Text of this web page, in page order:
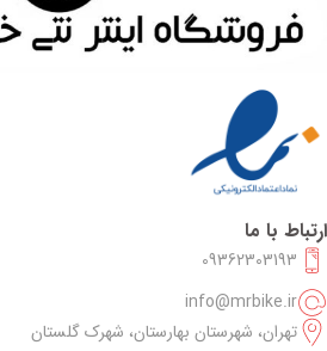
ارتباط با ما
09362303193
info@mrbike.ir
تهران، شهرستان بهارستان، شهرک گلستان